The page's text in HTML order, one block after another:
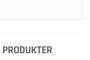
PRODUKTER